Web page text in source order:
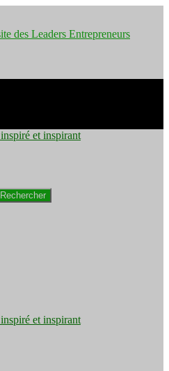
Pourquoi
et inspirant
et inspirant